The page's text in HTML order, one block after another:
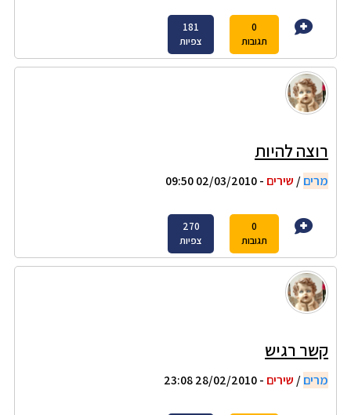
0
תגובות
181
צפיות
רוצה להיות
מרים/ שירים - 02/03/2010 09:50
0
תגובות
270
צפיות
קשר רגיש
מרים/ שירים - 28/02/2010 23:08